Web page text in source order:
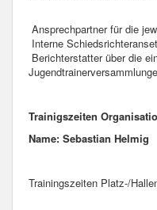
Ansprechpartner für die
Interne
Berichterstatter über die
Trainigszeiten
Name: Sebastian Helmig
Trainingszeiten Platz-/